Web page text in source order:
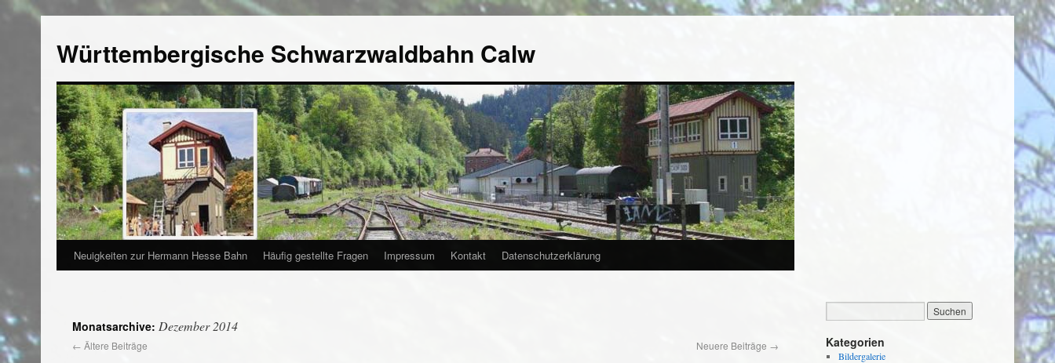
Württembergische Schwarzwaldbahn Calw
Neuigkeiten zur Hermann Hesse Bahn Häufig gestellte Fragen Impressum Kontakt Datenschutzerklärung
Monatsarchive: Dezember 2014
← Ältere Beiträge Neuere Beiträge → Kategorien
Bildergalerie